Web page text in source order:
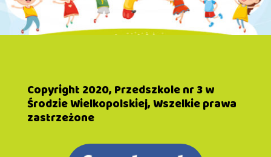
Copyright 2020, Przedszkole nr 3 w
Środzie Wielkopolskiej, Wszelkie prawa
zastrzeżone